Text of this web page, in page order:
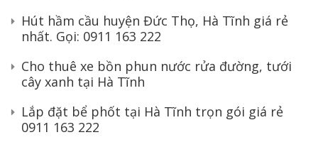
Hút hầm cầu huyện Đức Thọ, Hà Tĩnh giá rẻ
nhất. Gọi: 0911 163 222
Cho thuê xe bồn phun nước rửa đường, tưới
cây xanh tại Hà Tĩnh
Lắp đặt bể phốt tại Hà Tĩnh trọn gói giá rẻ
0911 163 222